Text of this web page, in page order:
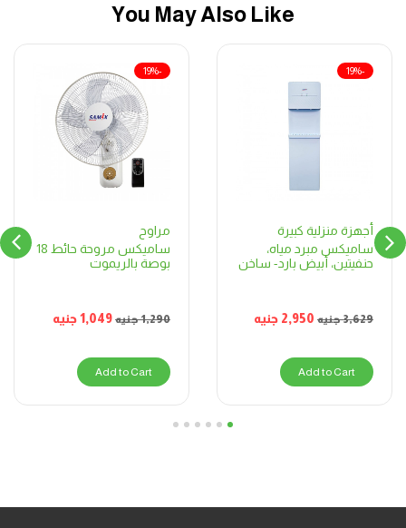
You May Also Like
أجهزة منزلية كبيرة
ساميكس مبرد مياه،
حنفيتين، أبيض بارد- ساخن
3,629جنيه 2,950 جنيه
-19%
Add to Cart
مراوح
ساميكس مروحة حائط 18
بوصة بالريموت
1,290جنيه 1,049جنيه
-19%
Add to Cart
1
2